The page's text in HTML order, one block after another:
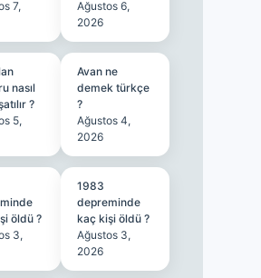
7,
Ağustos 6,
2026
nasıl
?
5,
Avan ne
demek türkçe
?
Ağustos 4,
2026
öldü ?
3,
1983
depreminde
kaç kişi öldü ?
Ağustos 3,
2026